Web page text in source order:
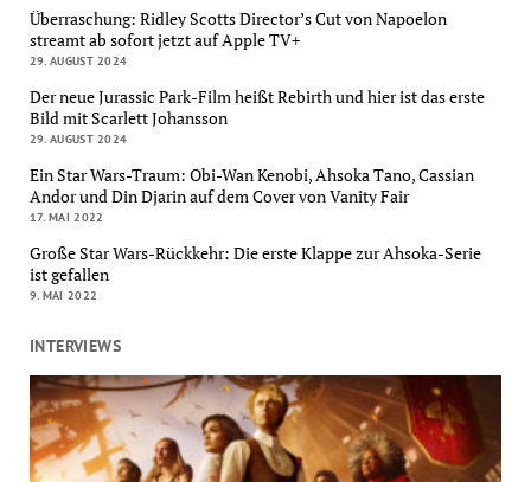
Überraschung: Ridley Scotts Director’s Cut von Napoelon
streamt ab sofort jetzt auf Apple TV+
29. AUGUST 2024
Der neue Jurassic Park-Film heißt Rebirth und hier ist das erste
Bild mit Scarlett Johansson
29. AUGUST 2024
Ein Star Wars-Traum: Obi-Wan Kenobi, Ahsoka Tano, Cassian
Andor und Din Djarin auf dem Cover von Vanity Fair
17. MAI 2022
Große Star Wars-Rückkehr: Die erste Klappe zur Ahsoka-Serie
ist gefallen
9. MAI 2022
INTERVIEWS